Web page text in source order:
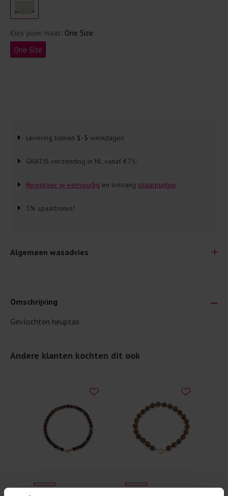
Kies jouw maat: One Size
One Size
Levering binnen 1-3 werkdagen
GRATIS verzending in NL vanaf €75,-
Registreer je eenvoudig en ontvang spaarpunten
5% spaarbonus!
Algemeen wasadvies
Je wilt natuurlijk lang plezier hebben van je nieuwe kleding.
Lees altijd eerst even het was-etiket.
Wees zuinig met wasmiddel. Per kledingstuk is een drupje
Was zo koud mogelijk. Op 20 of 30 graden wassen is vaak
al prima.
Doe de wasmachine niet te vol. Dat voorkomt
Gebruik een waszakje voor poreuze materialen en/of
Omschrijving
Gevlochten heuptas
Andere klanten kochten dit ook